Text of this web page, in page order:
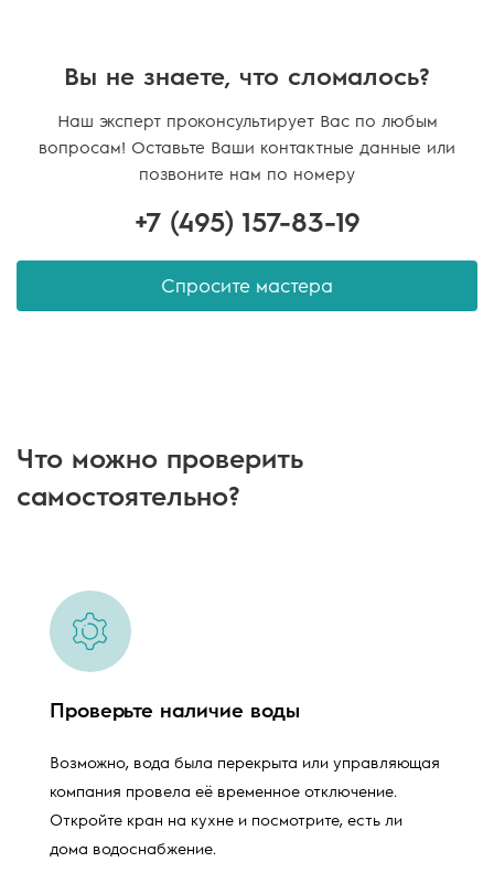
Вы не знаете, что сломалось?
Наш эксперт проконсультирует Вас по любым
вопросам! Оставьте Ваши контактные данные или
позвоните нам по номеру
+7 (495) 157-83-19
Спросите мастера
Что можно проверить
самостоятельно?
Проверьте наличие воды
Возможно, вода была перекрыта или управляющая
компания провела её временное отключение.
Откройте кран на кухне и посмотрите, есть ли
дома водоснабжение.